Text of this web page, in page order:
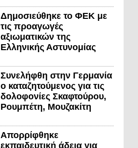
Δημοσιεύθηκε το ΦΕΚ με
τις προαγωγές
αξιωματικών της
Ελληνικής Αστυνομίας
Συνελήφθη στην Γερμανία
ο καταζητούμενος για τις
δολοφονίες Σκαφτούρου,
Ρουμπέτη, Μουζακίτη
Απορρίφθηκε
εκπαιδευτική άδεια για